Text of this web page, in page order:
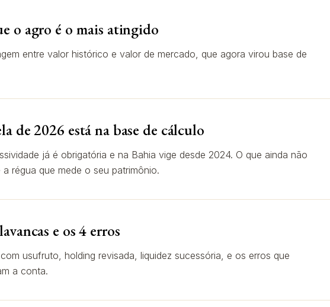
o agro é o mais atingido
entre valor histórico e valor de mercado, que agora virou base de
de 2026 está na base de cálculo
já é obrigatória e na Bahia vige desde 2024. O que ainda não
a régua que mede o seu patrimônio.
e os 4 erros
usufruto, holding revisada, liquidez sucessória, e os erros que
a conta.